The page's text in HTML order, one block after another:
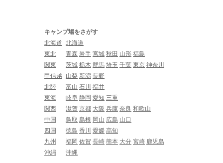
キャンプ場をさがす
北海道 北海道
東北
青森 岩手 宮城 秋田 山形 福島
関東
茨城 栃木 群馬 埼玉 千葉 東京 神奈川
甲信越
山梨 新潟 長野
北陸
富山 石川 福井
東海
岐阜 静岡 愛知 三重
関西
滋賀 京都 大阪 兵庫 奈良 和歌山
中国
鳥取 島根 岡山 広島 山口
四国
徳島 香川 愛媛 高知
九州
福岡 佐賀 長崎 熊本 大分 宮崎 鹿児島
沖縄
沖縄